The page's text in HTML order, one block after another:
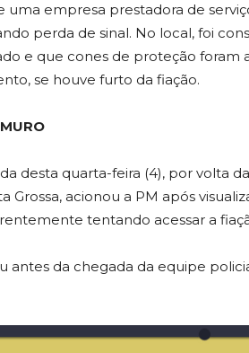
uma empresa prestadora de
perda de sinal. No local, foi
e que cones de proteção foram
se houve furto da fiação.
desta quarta-feira (4), por volta
Grossa, acionou a PM após
tentando acessar a
antes da chegada da equipe